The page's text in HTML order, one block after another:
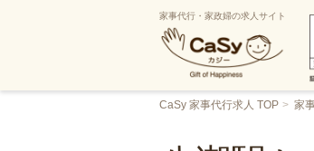
家事代行・家政婦の求人サイト
CaSy 家事代行求人 TOP 家